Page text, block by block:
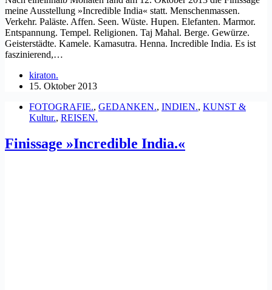
meine Ausstellung »Incredible India« statt. Menschenmassen.
Verkehr. Paläste. Affen. Seen. Wüste. Hupen. Elefanten. Marmor.
Entspannung. Tempel. Religionen. Taj Mahal. Berge. Gewürze.
Geisterstädte. Kamele. Kamasutra. Henna. Incredible India. Es ist
faszinierend,…
kiraton.
15. Oktober 2013
FOTOGRAFIE., GEDANKEN., INDIEN., KUNST &
Kultur., REISEN.
Finissage »Incredible India.«